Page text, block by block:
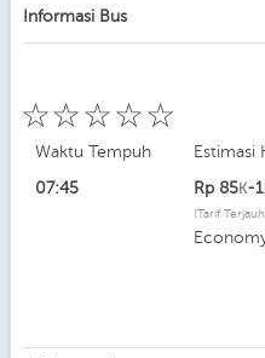
Informasi Bus
☆
☆
☆
☆
☆
Waktu Tempuh
07:45
Estimasi
Rp 85K-
(Tarif